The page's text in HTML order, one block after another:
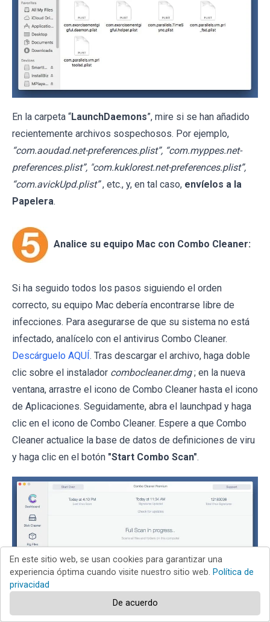
En la carpeta “LaunchDaemons”, mire si se han añadido
recientemente archivos sospechosos. Por ejemplo,
“com.aoudad.net-preferences.plist”, “com.myppes.net-
preferences.plist”, "com.kuklorest.net-preferences.plist”,
“com.avickUpd.plist” , etc., y, en tal caso, envíelos a la
Papelera.
Analice su equipo Mac con Combo Cleaner:
Si ha seguido todos los pasos siguiendo el orden
correcto, su equipo Mac debería encontrarse libre de
infecciones. Para asegurarse de que su sistema no está
infectado, analícelo con el antivirus Combo Cleaner.
Descárguelo AQUÍ. Tras descargar el archivo, haga doble
clic sobre el instalador combocleaner.dmg ; en la nueva
ventana, arrastre el icono de Combo Cleaner hasta el icono
de Aplicaciones. Seguidamente, abra el launchpad y haga
clic en el icono de Combo Cleaner. Espere a que Combo
Cleaner actualice la base de datos de definiciones de viru
y haga clic en el botón "Start Combo Scan".
En este sitio web, se usan cookies para garantizar una
experiencia óptima cuando visite nuestro sitio web. Política de
privacidad
De acuerdo